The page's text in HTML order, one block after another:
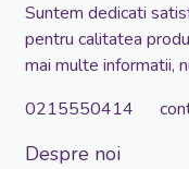
Suntem dedicati
pentru calitatea
mai multe informatii,
0215550414
Despre noi